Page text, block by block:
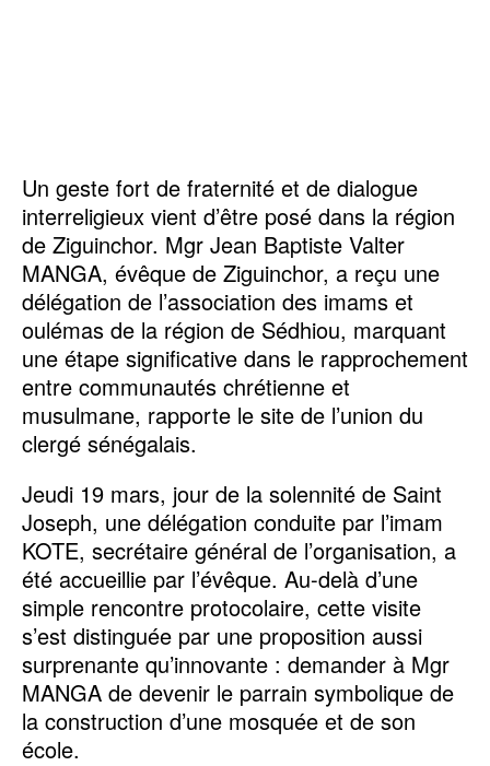
Un geste fort de fraternité et de dialogue
interreligieux vient d’être posé dans la région
de Ziguinchor. Mgr Jean Baptiste Valter
MANGA, évêque de Ziguinchor, a reçu une
délégation de l’association des imams et
oulémas de la région de Sédhiou, marquant
une étape significative dans le rapprochement
entre communautés chrétienne et
musulmane, rapporte le site de l’union du
clergé sénégalais.
Jeudi 19 mars, jour de la solennité de Saint
Joseph, une délégation conduite par l’imam
KOTE, secrétaire général de l’organisation, a
été accueillie par l’évêque. Au-delà d’une
simple rencontre protocolaire, cette visite
s’est distinguée par une proposition aussi
surprenante qu’innovante : demander à Mgr
MANGA de devenir le parrain symbolique de
la construction d’une mosquée et de son
école.